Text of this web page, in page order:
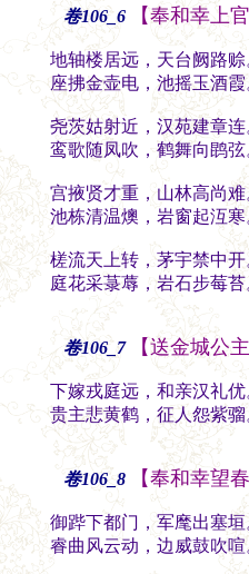
卷106_6 【奉和幸上
地轴楼居远，天台阙路
座拂金壶电，池摇玉酒
尧茨姑射近，汉苑建章
鸾歌随凤吹，鹤舞向鹍
宫掖贤才重，山林高尚
池栋清温燠，岩窗起沍
槎流天上转，茅宇禁中
庭花采菉蓐，岩石步莓
卷106_7 【送金城公
下嫁戎庭远，和亲汉礼
贵主悲黄鹤，征人怨紫
卷106_8 【奉和幸望
御跸下都门，军麾出塞
睿曲风云动，边威鼓吹